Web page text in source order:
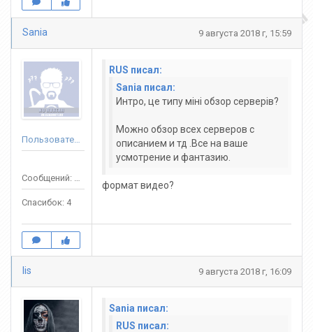
Sania 9 августа 2018 г, 15:59
Пользователь
Сообщений: 50
Спасибок: 4
RUS писал:
Sania писал:
Интро, це типу міні обзор серверів?
Можно обзор всех серверов с
описанием и тд .Все на ваше
усмотрение и фантазию.
формат видео?
lis 9 августа 2018 г, 16:09
Sania писал:
RUS писал: